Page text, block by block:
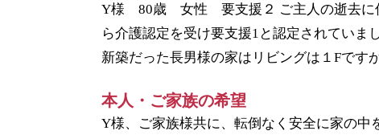
Y様 80歳 女性 要支援２ ご主人の逝去に
ら介護認定を受け要支援1と認定されていま
新築だった長男様の家はリビングは１Fです
本人・ご家族の希望
Y様、ご家族様共に、転倒なく安全に家の